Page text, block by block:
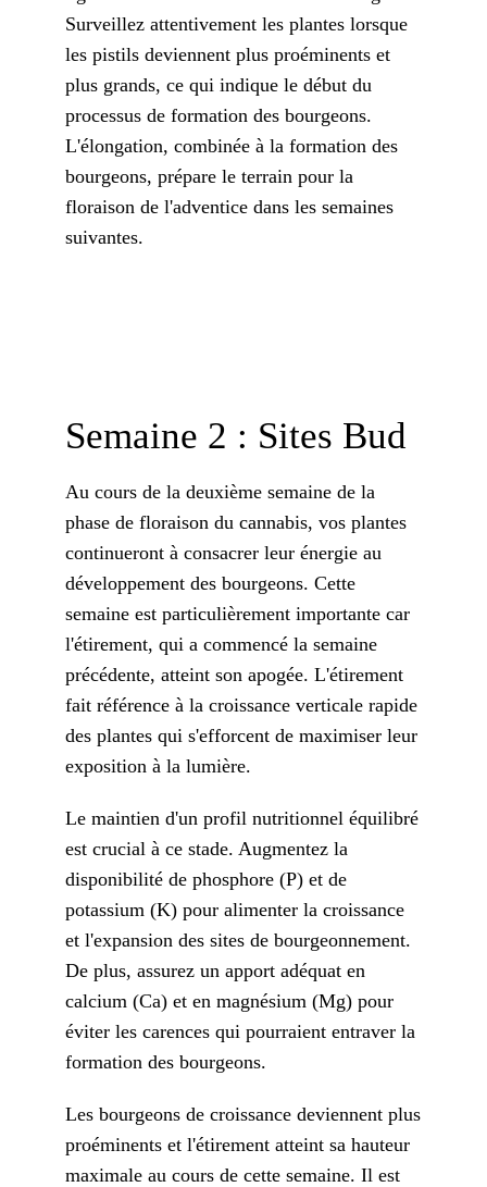
Surveillez attentivement les plantes lorsque
les pistils deviennent plus proéminents et
plus grands, ce qui indique le début du
processus de formation des bourgeons.
L'élongation, combinée à la formation des
bourgeons, prépare le terrain pour la
floraison de l'adventice dans les semaines
suivantes.
Semaine 2 : Sites Bud
Au cours de la deuxième semaine de la
phase de floraison du cannabis, vos plantes
continueront à consacrer leur énergie au
développement des bourgeons. Cette
semaine est particulièrement importante car
l'étirement, qui a commencé la semaine
précédente, atteint son apogée. L'étirement
fait référence à la croissance verticale rapide
des plantes qui s'efforcent de maximiser leur
exposition à la lumière.
Le maintien d'un profil nutritionnel équilibré
est crucial à ce stade. Augmentez la
disponibilité de phosphore (P) et de
potassium (K) pour alimenter la croissance
et l'expansion des sites de bourgeonnement.
De plus, assurez un apport adéquat en
calcium (Ca) et en magnésium (Mg) pour
éviter les carences qui pourraient entraver la
formation des bourgeons.
Les bourgeons de croissance deviennent plus
proéminents et l'étirement atteint sa hauteur
maximale au cours de cette semaine. Il est